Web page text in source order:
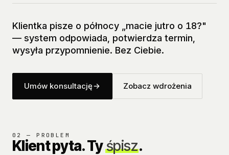
Klientka pisze o północy „macie jutro o 18?"
— system odpowiada, potwierdza termin,
wysyła przypomnienie. Bez Ciebie.
Umów konsultację Zobacz wdrożenia
02 — PROBLEM
Klient pyta. Tyśpisz.